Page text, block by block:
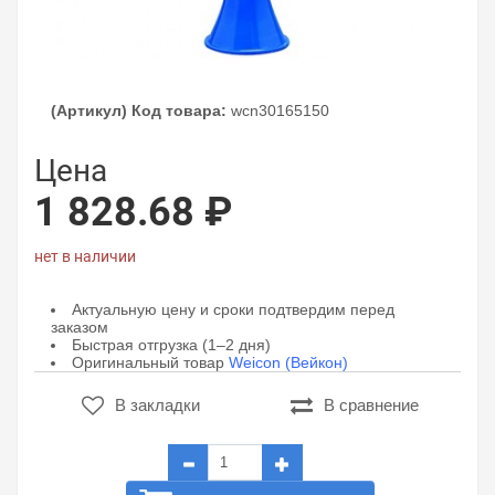
(Артикул) Код товара: wcn30165150
Цена
1 828.68 ₽
нет в наличии
Актуальную цену и сроки подтвердим перед
заказом
Быстрая отгрузка (1–2 дня)
Оригинальный товар Weicon (Вейкон)
В закладки В сравнение